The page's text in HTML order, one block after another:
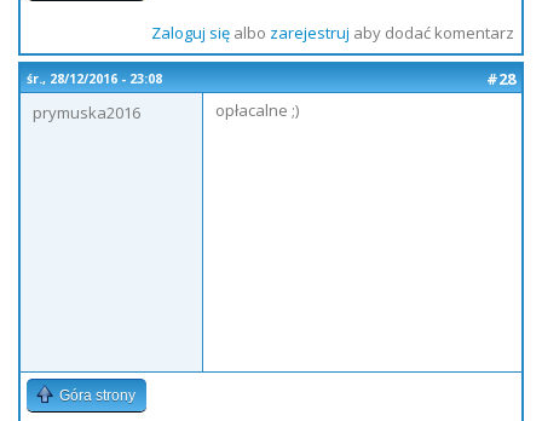
Zaloguj sięalbo zarejestruj aby dodać komentarz
śr., 28/12/2016 - 23:08
#28
prymuska2016
opłacalne ;)
Góra strony